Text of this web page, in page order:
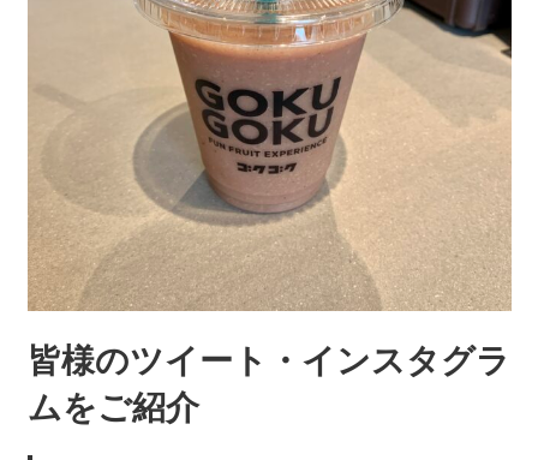
皆様のツイート・インスタグラ
ムをご紹介